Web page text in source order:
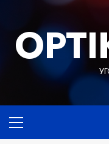
содержимому
меню